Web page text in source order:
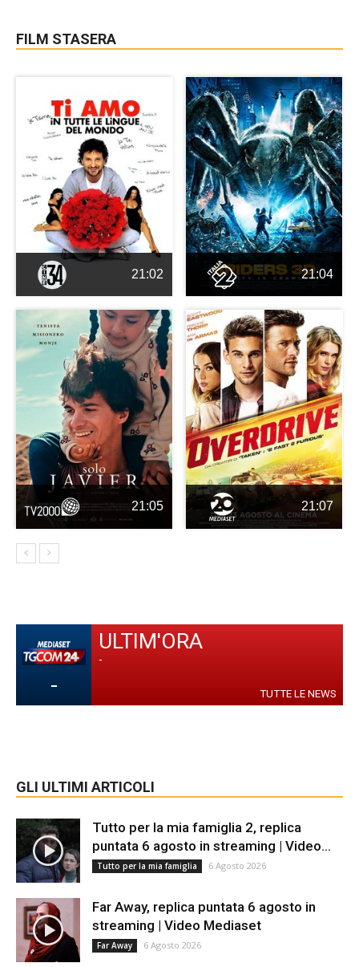
FILM STASERA
21:02 21:04
21:05 21:07
-
ULTIM'ORA
-
TUTTE LE NEWS
GLI ULTIMI ARTICOLI
Tutto per la mia famiglia 2, replica
puntata 6 agosto in streaming | Video...
Tutto per la mia famiglia 6 Agosto 2026
Far Away, replica puntata 6 agosto in
streaming | Video Mediaset
Far Away 6 Agosto 2026